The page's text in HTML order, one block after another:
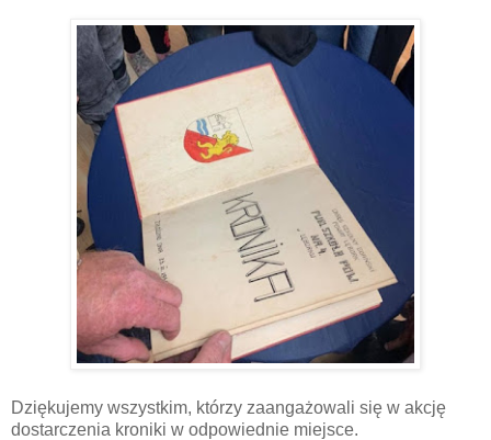
Dziękujemy wszystkim, którzy zaangażowali się w akcję
dostarczenia kroniki w odpowiednie miejsce.